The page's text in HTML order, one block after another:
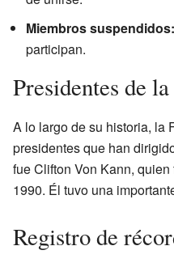
Miembros suspendidos:
participan.
Presidentes de
A lo largo de su historia, la
presidentes que han
fue Clifton Von Kann,
1990. Él tuvo una
Registro de